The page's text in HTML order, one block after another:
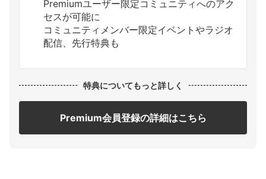
Premiumユーザー限定コミュニティへのアク
セスが可能に
コミュニティメンバー限定イベントやラジオ
配信、先行特典も
特典についてもっと詳しく
Premium会員登録の詳細はこちら